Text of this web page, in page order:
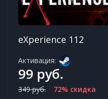
eXperience 112
Активация:
99 руб.
349 руб. 72% скидка